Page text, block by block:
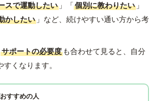
スで運動したい 」「個別に教わりたい 」
かしたい 」など、続けやすい通い方から考
サポートの必要度 も合わせて見ると、自分
くなります。
すすめの人